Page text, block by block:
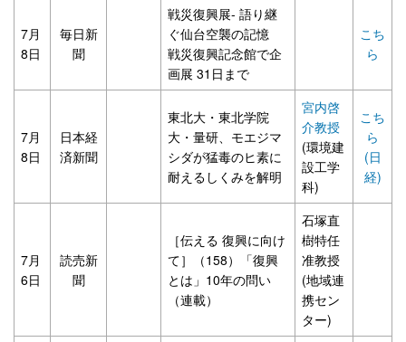
7月
8日
毎日新
聞
戦災復興展- 語り継
ぐ仙台空襲の記憶
戦災復興記念館で企
画展 31日まで
こち
ら
7月
8日
日本経
済新聞
東北大・東北学院
大・量研、モエジマ
シダが猛毒のヒ素に
耐えるしくみを解明
宮内啓
介教授
(環境建
設工学
科)
こち
ら
(日
経)
7月
6日
読売新
聞
［伝える 復興に向け
て］（158）「復興
とは」10年の問い
（連載）
石塚直
樹特任
准教授
(地域連
携セン
ター)